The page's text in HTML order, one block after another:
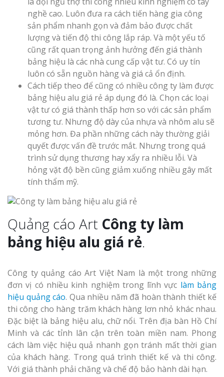
nghề cao. Luôn đưa ra cách tiến hàng gia công
sản phẩm nhanh gọn và đảm bảo được chất
lượng và tiến độ thi công lắp ráp. Và một yếu tố
cũng rất quan trọng ảnh hưởng đến giá thành
bảng hiệu là các nhà cung cấp vật tư. Có uy tín
luôn có sẵn nguồn hàng và giá cả ổn định.
Cách tiếp theo để cũng có nhiều công ty làm được
bảng hiệu alu giá rẻ áp dụng đó là. Chọn các loại
vật tư có giá thành thấp hơn so với các sản phẩm
tương tư. Nhưng độ dày của nhựa và nhôm alu sẽ
mỏng hơn. Đa phần những cách này thường giải
quyết được vấn đề trước mắt. Nhưng trong quá
trình sử dụng thương hay xẩy ra nhiều lỗi. Và
hỏng vặt độ bền cũng giảm xuống nhiều gây mất
tính thẩm mỹ.
Quảng cáo Art Công ty làm
bảng hiệu alu giá rẻ.
Công ty quảng cáo Art Việt Nam là một trong những
đơn vị có nhiều kinh nghiệm trong lĩnh vực làm bảng
hiệu quảng cáo. Qua nhiều năm đã hoàn thành thiết kế
thi công cho hàng trăm khách hàng lơn nhỏ khác nhau.
Đặc biệt là bảng hiệu alu, chữ nổi. Trên địa bàn Hồ Chí
Minh và các tỉnh lân cận trên toàn miền nam. Phong
cách làm việc hiệu quả nhanh gọn tránh mất thời gian
của khách hàng. Trong quá trình thiết kế và thi công.
Với giá thành phải chăng và chế độ bảo hành dài hạn.